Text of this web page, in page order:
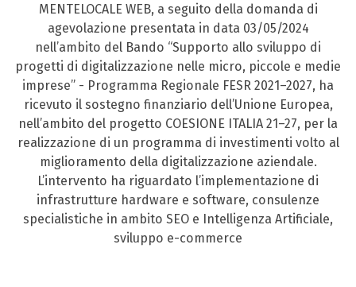
MENTELOCALE WEB, a seguito della domanda di
agevolazione presentata in data 03/05/2024
nell’ambito del Bando “Supporto allo sviluppo di
progetti di digitalizzazione nelle micro, piccole e medie
imprese” - Programma Regionale FESR 2021–2027, ha
ricevuto il sostegno finanziario dell’Unione Europea,
nell’ambito del progetto COESIONE ITALIA 21–27, per la
realizzazione di un programma di investimenti volto al
miglioramento della digitalizzazione aziendale.
L’intervento ha riguardato l’implementazione di
infrastrutture hardware e software, consulenze
specialistiche in ambito SEO e Intelligenza Artificiale,
sviluppo e-commerce